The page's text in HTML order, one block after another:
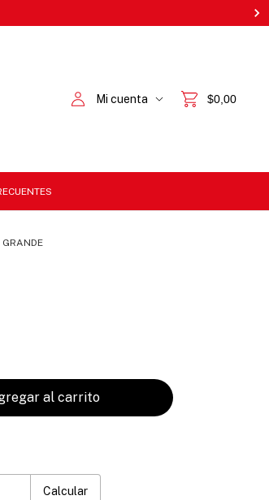
Mi cuenta $0,00
GRANDE
Calcular